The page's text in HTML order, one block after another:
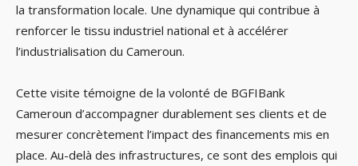
la transformation locale. Une dynamique qui contribue à
renforcer le tissu industriel national et à accélérer
l’industrialisation du Cameroun.
Cette visite témoigne de la volonté de BGFIBank
Cameroun d’accompagner durablement ses clients et de
mesurer concrètement l’impact des financements mis en
place. Au-delà des infrastructures, ce sont des emplois qui